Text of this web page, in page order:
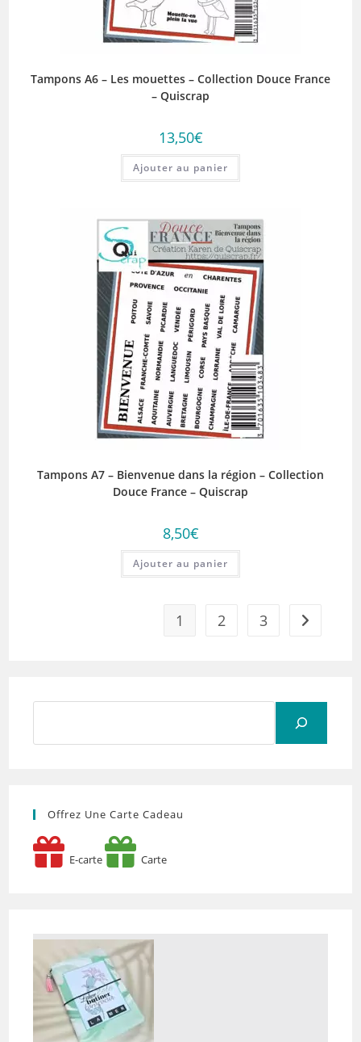
Tampons A6 – Les mouettes – Collection Douce France
– Quiscrap
13,50€
Ajouter au panier
Tampons A7 – Bienvenue dans la région – Collection
Douce France – Quiscrap
8,50€
Ajouter au panier
1 2 3
Offrez Une Carte Cadeau
E-carte Carte